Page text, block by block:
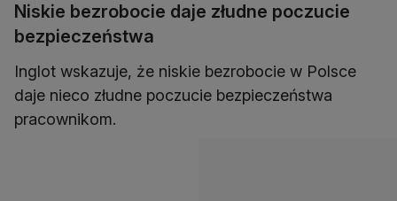
Niskie bezrobocie daje złudne poczucie
bezpieczeństwa
Inglot wskazuje, że niskie bezrobocie w Polsce
daje nieco złudne poczucie bezpieczeństwa
pracownikom.